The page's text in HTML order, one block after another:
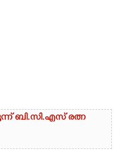
ബി.സി.എസ് രത്ന